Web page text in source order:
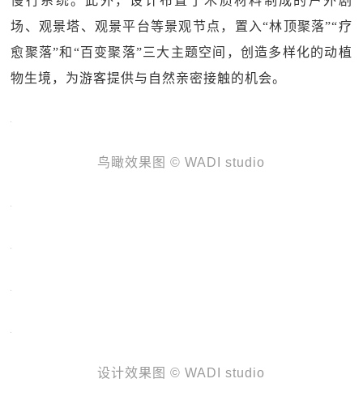
场、观景塔、观景平台等景观节点，置入“林顶聚落”“疗
愈聚落”和“百变聚落”三大主题空间，创造多样化的动植
物生境，为游客提供与自然亲密接触的机会。
鸟瞰效果图 © WADI studio
设计效果图 © WADI studio